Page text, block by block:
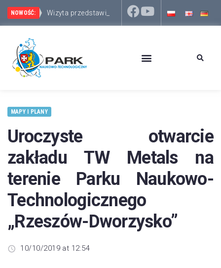
NOWOŚĆ: Wizyta przedstawicieli włosko-sło
Park Naukowo-Technologiczny Rzeszów –
MAPY I PLANY
Uroczyste otwarcie
zakładu TW Metals na
terenie Parku Naukowo-
Technologicznego
„Rzeszów-Dworzysko”
10/10/2019 at 12:54